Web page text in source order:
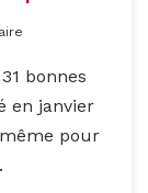
bonnes
en janvier
pour